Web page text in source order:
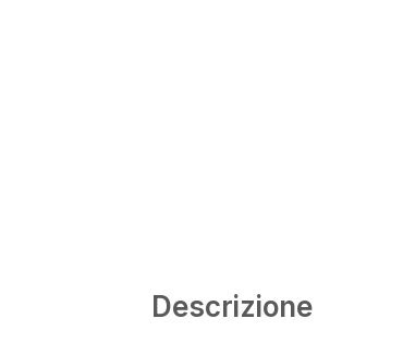
Descrizione